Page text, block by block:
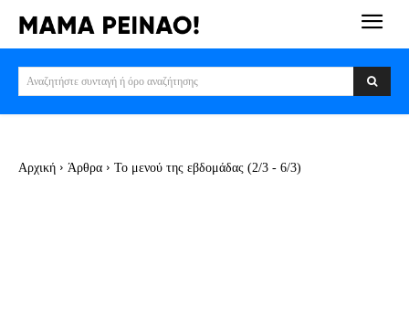
Αναζητήστε συνταγή ή όρο αναζήτησης
Αρχική Άρθρα Το μενού της εβδομάδας (2/3 - 6/3)